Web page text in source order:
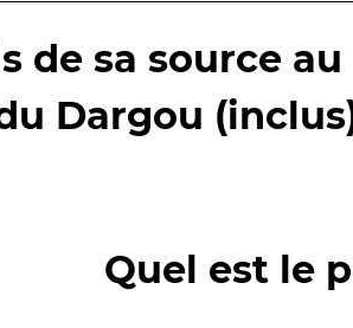
de sa source au
Dargou
Quel est le